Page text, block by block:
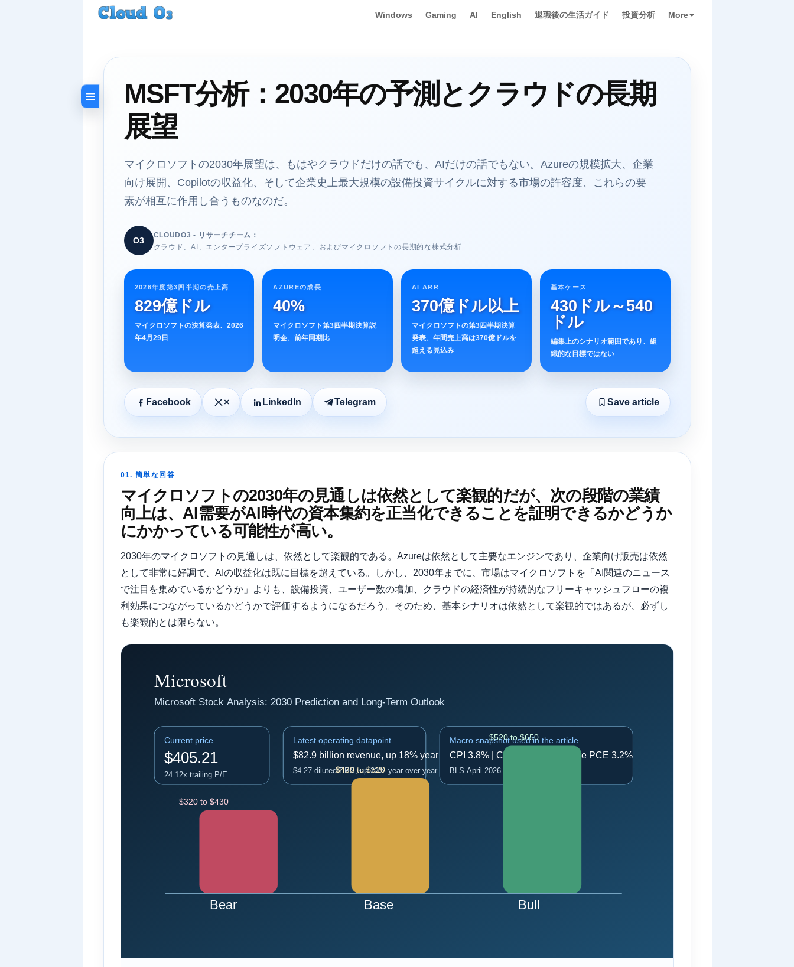
Windows Gaming AI English 退職後の生活ガイド 投資分析 More
MSFT分析：2030年の予測とクラウドの長期
展望
マイクロソフトの2030年展望は、もはやクラウドだけの話でも、AIだけの話でもない。Azureの規模拡大、企業
向け展開、Copilotの収益化、そして企業史上最大規模の設備投資サイクルに対する市場の許容度、これらの要
素が相互に作用し合うものなのだ。
O3
CLOUDO3 - リサーチチーム：
クラウド、AI、エンタープライズソフトウェア、およびマイクロソフトの長期的な株式分析
2026年度第3四半期の売上高
829億ドル
マイクロソフトの決算発表、2026
年4月29日
AZUREの成長
40%
マイクロソフト第3四半期決算説
明会、前年同期比
AI ARR
370億ドル以上
マイクロソフトの第3四半期決算
発表、年間売上高は370億ドルを
超える見込み
基本ケース
430ドル～540
ドル
編集上のシナリオ範囲であり、組
織的な目標ではない
Facebook × LinkedIn Telegram Save article
01. 簡単な回答
マイクロソフトの2030年の見通しは依然として楽観的だが、次の段階の業績
向上は、AI需要がAI時代の資本集約を正当化できることを証明できるかどうか
にかかっている可能性が高い。
2030年のマイクロソフトの見通しは、依然として楽観的である。Azureは依然として主要なエンジンであり、企業向け販売は依然
として非常に好調で、AIの収益化は既に目標を超えている。しかし、2030年までに、市場はマイクロソフトを「AI関連のニュース
で注目を集めているかどうか」よりも、設備投資、ユーザー数の増加、クラウドの経済性が持続的なフリーキャッシュフローの複
利効果につながっているかどうかで評価するようになるだろう。そのため、基本シナリオは依然として楽観的ではあるが、必ずし
も楽観的とは限らない。